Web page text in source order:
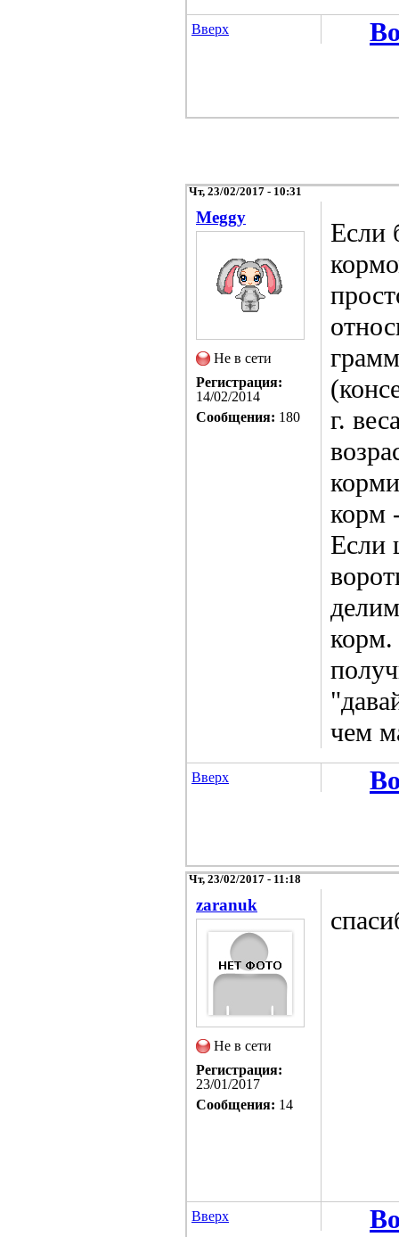
Вверх
Чт, 23/02/2017 - 10:31
Meggy
Не в сети
Регистрация:
14/02/2014
Сообщения: 180
Если
г.
корм
Если
корм.
чем
Вверх
Чт, 23/02/2017 - 11:18
zaranuk
Не в сети
Регистрация:
23/01/2017
Сообщения: 14
Вверх